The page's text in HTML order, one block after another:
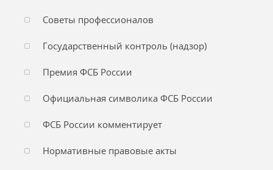
Советы профессионалов
Государственный контроль (надзор)
Премия ФСБ России
Официальная символика ФСБ России
ФСБ России комментирует
Нормативные правовые акты